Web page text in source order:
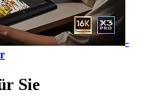
-
Sie